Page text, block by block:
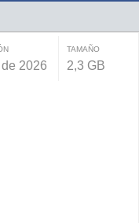
2026
TAMAÑO
2,3 GB